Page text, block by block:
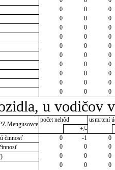
0 0
0
0 0
0
0 0
0
0 0
0
0 0
0
0 0
0
0 0
0
0 0
0
0 0
0
0 0 0
u vodičov
Mengusovce
počet nehôd
usmrtení
+/-
činnosť
0 -1
0
0 0
0
0 0
0
0 0
0